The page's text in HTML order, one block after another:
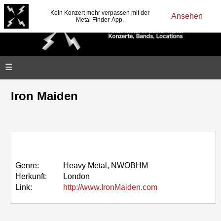
Kein Konzert mehr verpassen mit der
Metal Finder-App.
Ansehen
☰
Iron Maiden
Genre:
Heavy Metal, NWOBHM
Herkunft:
London
Link:
http://www.IronMaiden.com